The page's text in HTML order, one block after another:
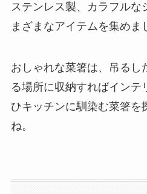
ステンレス製、カラフルな
まざまなアイテムを集めま
おしゃれな菜箸は、吊るし
る場所に収納すればインテ
ひキッチンに馴染む菜箸を
ね。